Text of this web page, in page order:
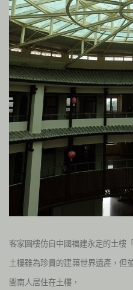
客家圓樓仿自中國福建永定的土樓
土樓雖為珍貴的建築世界遺產，但
閩南人居住在土樓 ，